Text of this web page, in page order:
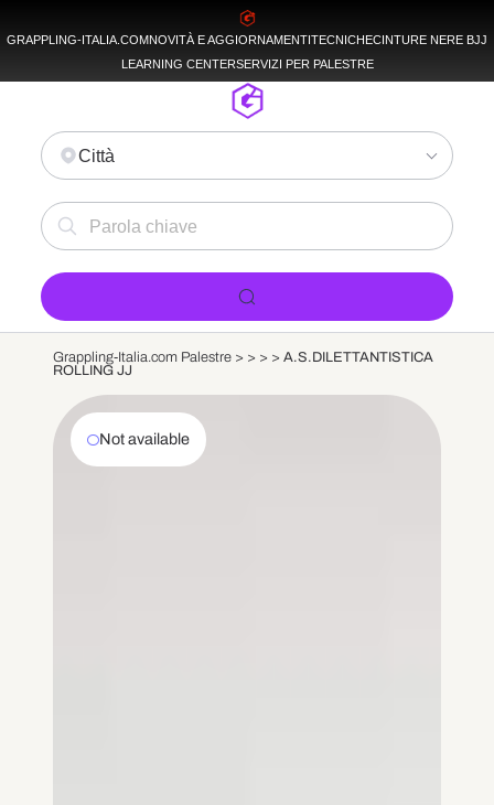
GRAPPLING-ITALIA.COMNOVITÀ E AGGIORNAMENTITECNICHECINTURE NERE BJJ
LEARNING CENTERSERVIZI PER PALESTRE
Città
Grappling-Italia.com Palestre > > > > A.S.DILETTANTISTICA
ROLLING JJ
Not available